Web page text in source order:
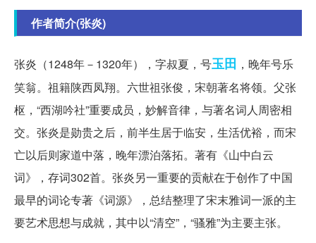
作者简介(张炎)
张炎（1248年－1320年），字叔夏，号玉田 ，晚年号乐
笑翁。祖籍陕西凤翔。六世祖张俊，宋朝著名将领。父张
枢，“西湖吟社”重要成员，妙解音律，与著名词人周密相
交。张炎是勋贵之后，前半生居于临安，生活优裕，而宋
亡以后则家道中落，晚年漂泊落拓。著有《山中白云
词》，存词302首。张炎另一重要的贡献在于创作了中国
最早的词论专著《词源》，总结整理了宋末雅词一派的主
要艺术思想与成就，其中以“清空”，“骚雅”为主要主张。